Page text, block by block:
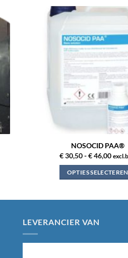
NOSOCID PAA®
€30,50-€46,00
tot
€
OPTIES SELECTEREN
meerdere
Deze
LEVERANCIER VAN